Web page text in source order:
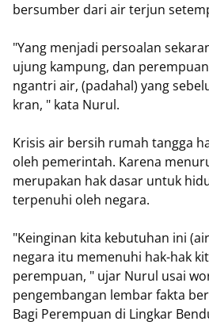
bersumber dari air terjun
"Yang menjadi persoalan
ujung kampung, dan
ngantri air, (padahal) yang
kran, " kata Nurul.
Krisis air bersih rumah tangga
oleh pemerintah. Karena
merupakan hak dasar untuk
terpenuhi oleh negara.
"Keinginan kita kebutuhan ini
negara itu memenuhi hak-hak
perempuan, " ujar Nurul usai
pengembangan lembar fakta
Bagi Perempuan di Lingkar